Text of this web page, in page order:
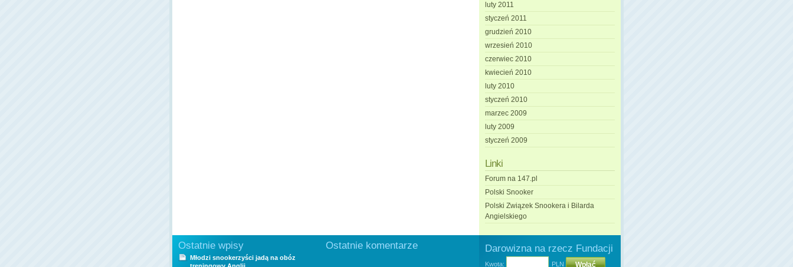
luty 2011
styczeń 2011
grudzień 2010
wrzesień 2010
czerwiec 2010
kwiecień 2010
luty 2010
styczeń 2010
marzec 2009
luty 2009
styczeń 2009
Linki
Forum na 147.pl
Polski Snooker
Polski Związek Snookera i Bilarda
Angielskiego
Ostatnie wpisy
Młodzi snookerzyści jadą na obóz
treningowy Anglii
Ostatnie komentarze Darowizna na rzecz Fundacji
Kwota: PLN